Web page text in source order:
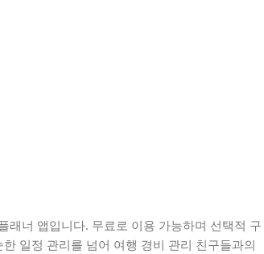
너 앱입니다. 무료로 이용 가능하며 선택적 구
일정 관리를 넘어 여행 경비 관리 친구들과의